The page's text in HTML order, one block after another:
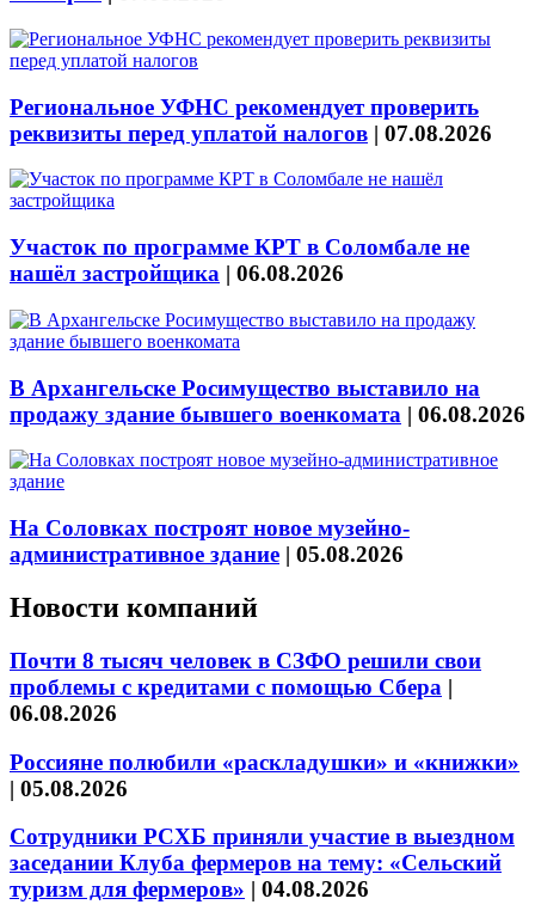
Региональное УФНС рекомендует проверить
реквизиты перед уплатой налогов | 07.08.2026
Участок по программе КРТ в Соломбале не
нашёл застройщика | 06.08.2026
В Архангельске Росимущество выставило на
продажу здание бывшего военкомата | 06.08.2026
На Соловках построят новое музейно-
административное здание | 05.08.2026
Новости компаний
Почти 8 тысяч человек в СЗФО решили свои
проблемы с кредитами с помощью Сбера |
06.08.2026
Россияне полюбили «раскладушки» и «книжки»
| 05.08.2026
Сотрудники РСХБ приняли участие в выездном
заседании Клуба фермеров на тему: «Сельский
туризм для фермеров» | 04.08.2026